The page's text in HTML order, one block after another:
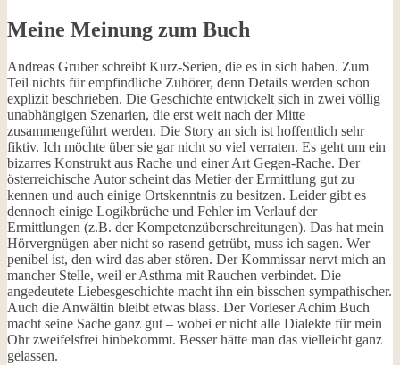
Meine Meinung zum Buch
Andreas Gruber schreibt Kurz-Serien, die es in sich haben. Zum
Teil nichts für empfindliche Zuhörer, denn Details werden schon
explizit beschrieben. Die Geschichte entwickelt sich in zwei völlig
unabhängigen Szenarien, die erst weit nach der Mitte
zusammengeführt werden. Die Story an sich ist hoffentlich sehr
fiktiv. Ich möchte über sie gar nicht so viel verraten. Es geht um ein
bizarres Konstrukt aus Rache und einer Art Gegen-Rache. Der
österreichische Autor scheint das Metier der Ermittlung gut zu
kennen und auch einige Ortskenntnis zu besitzen. Leider gibt es
dennoch einige Logikbrüche und Fehler im Verlauf der
Ermittlungen (z.B. der Kompetenzüberschreitungen). Das hat mein
Hörvergnügen aber nicht so rasend getrübt, muss ich sagen. Wer
penibel ist, den wird das aber stören. Der Kommissar nervt mich an
mancher Stelle, weil er Asthma mit Rauchen verbindet. Die
angedeutete Liebesgeschichte macht ihn ein bisschen sympathischer.
Auch die Anwältin bleibt etwas blass. Der Vorleser Achim Buch
macht seine Sache ganz gut – wobei er nicht alle Dialekte für mein
Ohr zweifelsfrei hinbekommt. Besser hätte man das vielleicht ganz
gelassen.